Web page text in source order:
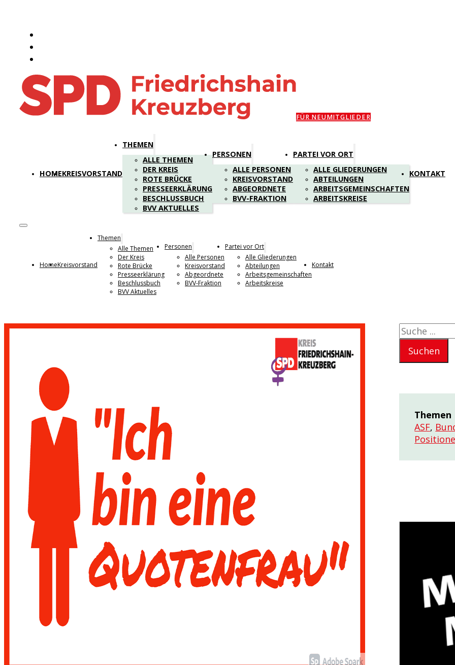
FÜR NEUMITGLIEDER
HOMEKREISVORSTAND
THEMEN
ALLE THEMEN
DER KREIS
ROTE BRÜCKE
PRESSEERKLÄRUNG
BESCHLUSSBUCH
BVV AKTUELLES
PERSONEN
ALLE PERSONEN
KREISVORSTAND
ABGEORDNETE
BVV-FRAKTION
PARTEI VOR ORT
ALLE GLIEDERUNGEN
ABTEILUNGEN
ARBEITSGEMEINSCHAFTEN
ARBEITSKREISE
KONTAKT
HomeKreisvorstand
Themen
Alle Themen
Der Kreis
Rote Brücke
Presseerklärung
Beschlussbuch
BVV Aktuelles
Personen
Alle Personen
Kreisvorstand
Abgeordnete
BVV-Fraktion
Partei vor Ort
Alle Gliederungen
Abteilungen
Arbeitsgemeinschaften
Arbeitskreise
Kontakt
Suchen
Suchen
Themen
ASF,